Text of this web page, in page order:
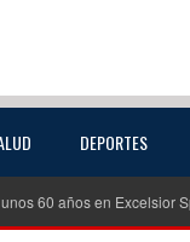
DEPORTES
años en Excelsior Springs